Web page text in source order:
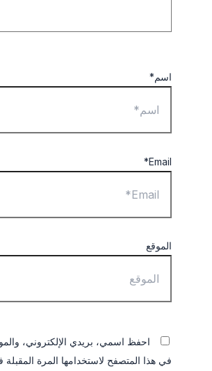
اسم*
Email*
الموقع
احفظ اسمي، بريدي الإلكتروني، والموقع
في هذا المتصفح لاستخدامها المرة المقبلة في